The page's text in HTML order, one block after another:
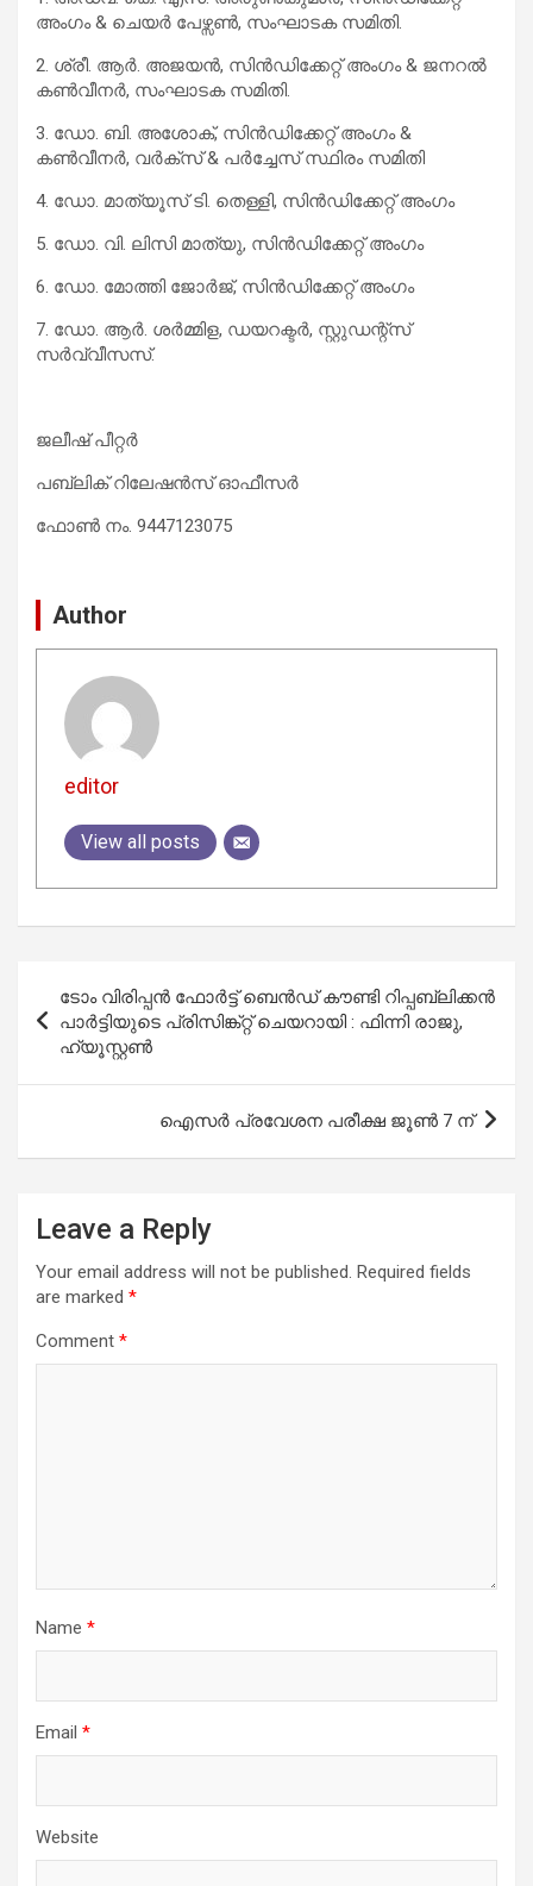
അംഗം & ചെയര്‍ പേഴ്സണ്‍, സംഘാടക സമിതി.
2. ശ്രീ. ആര്‍. അജയന്‍, സിന്‍ഡിക്കേറ്റ് അംഗം & ജനറല്‍‍
കണ്‍വീനര്‍, സംഘാടക സമിതി.
3. ഡോ. ബി. അശോക്, സിന്‍ഡിക്കേറ്റ് അംഗം &‍‍
കണ്‍വീനര്‍, വര്‍ക്സ് & പര്‍ച്ചേസ് സ്ഥിരം സമിതി
4. ഡോ. മാത്യൂസ് ടി. തെള്ളി, സിന്‍ഡിക്കേറ്റ് അംഗം
5. ഡോ. വി. ലിസി മാത്യു, സിന്‍ഡിക്കേറ്റ് അംഗം
6. ഡോ. മോത്തി ജോര്‍ജ്, സിന്‍ഡിക്കേറ്റ് അംഗം
7. ഡോ. ആര്‍. ശര്‍മ്മിള, ഡയറക്ടര്‍, സ്റ്റുഡന്റ്സ്
സര്‍വ്വീസസ്.
ജലീഷ് പീറ്റര്‍
പബ്ലിക് റിലേഷന്‍സ് ഓഫീസര്‍
ഫോണ്‍ നം. 9447123075
Author
editor
View all posts
navigation
ടോം വിരിപ്പൻ ഫോർട്ട് ബെൻഡ് കൗണ്ടി റിപ്പബ്ലിക്കൻ
പാർട്ടിയുടെ പ്രിസിങ്ക്റ്റ് ചെയറായി : ഫിന്നി രാജു,
ഹ്യൂസ്റ്റൺ
ഐസര്‍ പ്രവേശന പരീക്ഷ ജൂണ്‍ 7 ന്
Leave a Reply
Your email address will not be published. Required fields
are marked *
Comment *
Name *
Email *
Website